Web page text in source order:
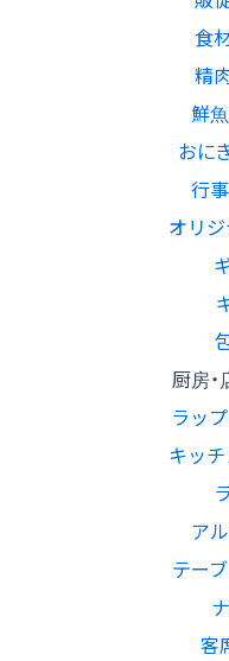
食
精
鮮
おに
行
オリジ
厨房・
ラップ
キッチ
ア
テー
客